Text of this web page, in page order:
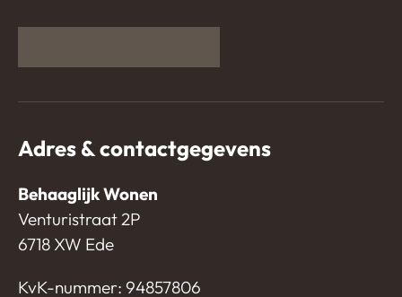
Adres & contactgegevens
Behaaglijk Wonen
Venturistraat 2P
6718 XW Ede
KvK-nummer: 94857806